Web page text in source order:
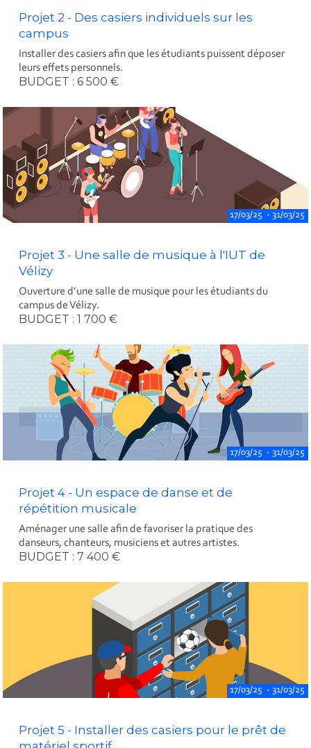
Projet 2 - Des casiers individuels sur les
campus
Installer des casiers afin que les étudiants puissent déposer
leurs effets personnels.
BUDGET : 6 500 €
17/03/25 - 31/03/25
Projet 3 - Une salle de musique à l'IUT de
Vélizy
Ouverture d’une salle de musique pour les étudiants du
campus de Vélizy.
BUDGET : 1 700 €
17/03/25 - 31/03/25
Projet 4 - Un espace de danse et de
répétition musicale
Aménager une salle afin de favoriser la pratique des
danseurs, chanteurs, musiciens et autres artistes.
BUDGET : 7 400 €
17/03/25 - 31/03/25
Projet 5 - Installer des casiers pour le prêt de